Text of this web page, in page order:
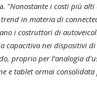
"Nonostante i costi più alti
in materia di
i costruttori di
capacitiva nei dispositivi di
proprio per l’analogia
e tablet ormai consolidata